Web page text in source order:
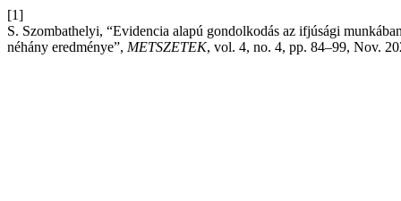
[1]
S. Szombathelyi, “Evidencia alapú gondolkodás az ifjúsági
néhány eredménye”, METSZETEK, vol. 4, no. 4, pp. 84–99, Nov.